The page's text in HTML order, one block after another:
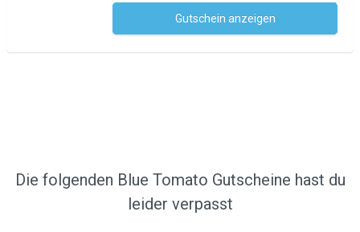
Gutschein anzeigen
Die folgenden Blue Tomato Gutscheine hast du
leider verpasst